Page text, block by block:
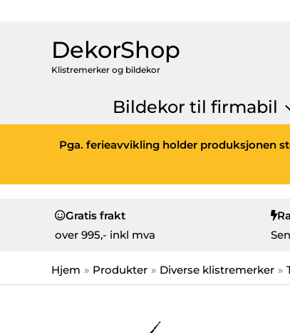
DekorShop
Klistremerker og bildekor
Bildekor til firmabil
Pga. ferieavvikling holder produksjonen
Gratis frakt
over 995,- inkl mva
Hjem Produkter Diverse klistremerker